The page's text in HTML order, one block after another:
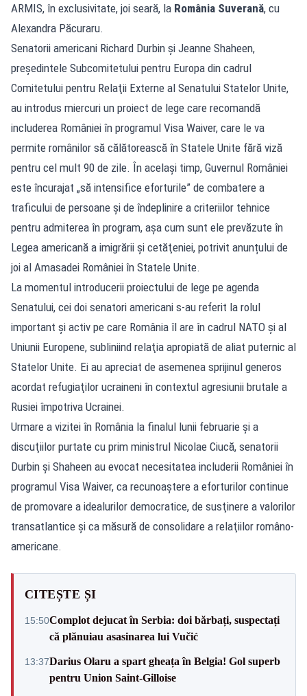
ARMIS, în exclusivitate, joi seară, la România Suverană, cu
Alexandra Păcuraru.
Senatorii americani Richard Durbin și Jeanne Shaheen,
preşedintele Subcomitetului pentru Europa din cadrul
Comitetului pentru Relaţii Externe al Senatului Statelor Unite,
au introdus miercuri un proiect de lege care recomandă
includerea României în programul Visa Waiver, care le va
permite românilor să călătorească în Statele Unite fără viză
pentru cel mult 90 de zile. În același timp, Guvernul României
este încurajat „să intensifice eforturile” de combatere a
traficului de persoane şi de îndeplinire a criteriilor tehnice
pentru admiterea în program, așa cum sunt ele prevăzute în
Legea americană a imigrării şi cetăţeniei, potrivit anunțului de
joi al Amasadei României în Statele Unite.
La momentul introducerii proiectului de lege pe agenda
Senatului, cei doi senatori americani s-au referit la rolul
important şi activ pe care România îl are în cadrul NATO şi al
Uniunii Europene, subliniind relaţia apropiată de aliat puternic al
Statelor Unite. Ei au apreciat de asemenea sprijinul generos
acordat refugiaţilor ucraineni în contextul agresiunii brutale a
Rusiei împotriva Ucrainei.
Urmare a vizitei în România la finalul lunii februarie şi a
discuţiilor purtate cu prim ministrul Nicolae Ciucă, senatorii
Durbin şi Shaheen au evocat necesitatea includerii României în
programul Visa Waiver, ca recunoaştere a eforturilor continue
de promovare a idealurilor democratice, de susţinere a valorilor
transatlantice şi ca măsură de consolidare a relaţiilor româno-
americane.
CITEȘTE ȘI
15:50Complot dejucat în Serbia: doi bărbați, suspectați
că plănuiau asasinarea lui Vučić
13:37Darius Olaru a spart gheața în Belgia! Gol superb
pentru Union Saint-Gilloise